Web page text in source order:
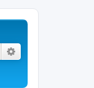
Etsi